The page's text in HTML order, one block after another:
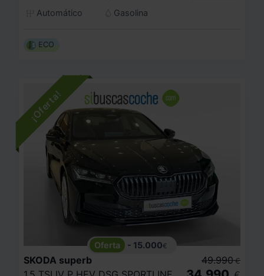
Automático
Gasolina
ECO
- 15.000€
SKODA superb
49.990 €